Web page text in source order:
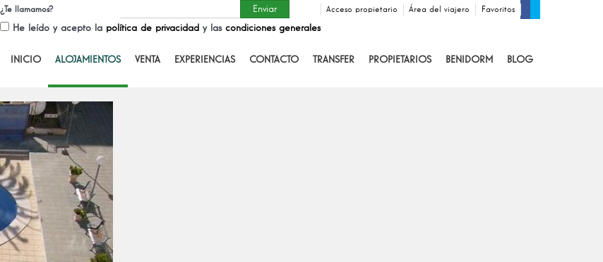
Favoritos
Área del viajero
Acceso propietario
¿Te llamamos?
He leído y acepto la política de privacidad y las condiciones generales
INICIO ALOJAMIENTOS VENTA EXPERIENCIAS CONTACTO TRANSFER PROPIETARIOS BENIDORM BLOG